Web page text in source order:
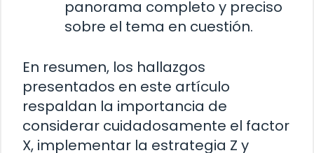
panorama completo y preciso
sobre el tema en cuestión.
En resumen, los hallazgos
presentados en este artículo
respaldan la importancia de
considerar cuidadosamente el factor
X, implementar la estrategia Z y